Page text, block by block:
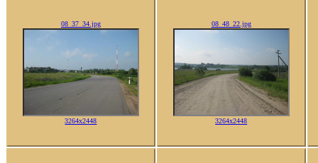
08_37_34.jpg
3264x2448
08_48_22.jpg
3264x2448